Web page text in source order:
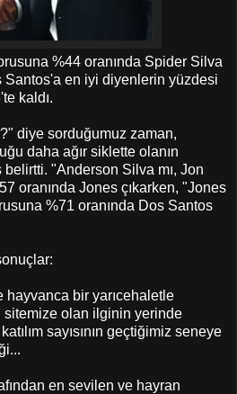
%44 oranında Spider Silva
en iyi diyenlerin yüzdesi
kaldı.
diye sorduğumuz zaman,
daha ağır siklette olanın
belirtti. "Anderson Silva mı, Jon
oranında Jones çıkarken, "Jones
%71 oranında Dos Santos
bir yarıcehaletle
sitemize olan ilginin yerinde
sayısının geçtiğimiz seneye
en sevilen ve hayran